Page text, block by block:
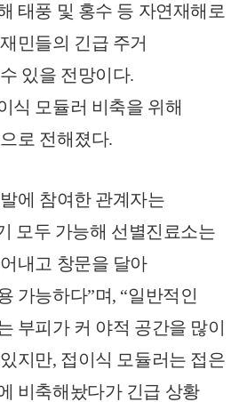
태풍 및 홍수 등 자연재해로
민들의 긴급 주거
있을 전망이다.
식 모듈러 비축을 위해
로 전해졌다.
에 참여한 관계자는
모두 가능해 선별진료소는
내고 창문을 달아
가능하다”며, “일반적인
부피가 커 야적 공간을 많이
지만, 접이식 모듈러는 접은
비축해놨다가 긴급 상황